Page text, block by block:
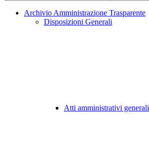
Archivio Amministrazione Trasparente
Disposizioni Generali
Atti amministrativi generali